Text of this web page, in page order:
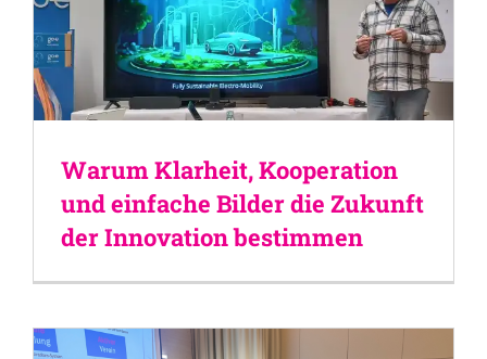
Warum Klarheit, Kooperation
und einfache Bilder die Zukunft
der Innovation bestimmen